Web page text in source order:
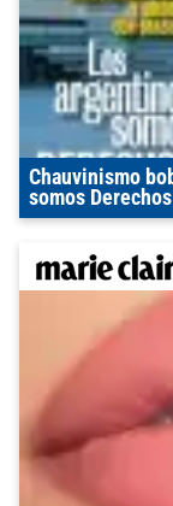
Chauvinismo
somos